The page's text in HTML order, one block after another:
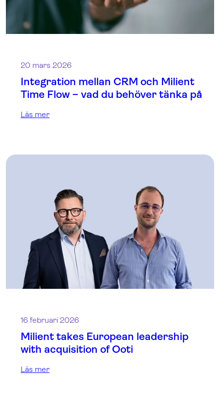
20 mars 2026
Integration mellan CRM och Milient
Time Flow – vad du behöver tänka på
Läs mer
16 februari 2026
Milient takes European leadership
with acquisition of Ooti
Läs mer